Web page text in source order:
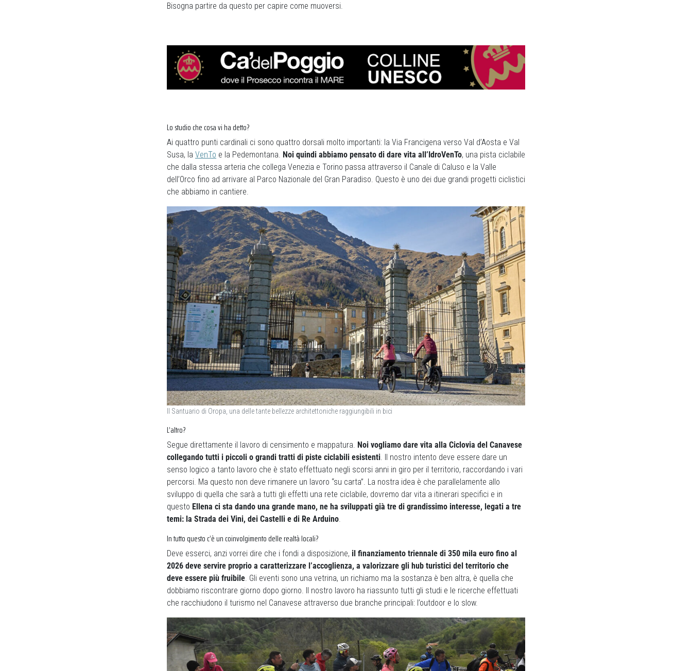
Bisogna partire da questo per capire come muoversi.
Lo studio che cosa vi ha detto?
Ai quattro punti cardinali ci sono quattro dorsali molto importanti: la Via Francigena verso Val d’Aosta e Val
Susa, la VenTo e la Pedemontana. Noi quindi abbiamo pensato di dare vita all’IdroVenTo, una pista ciclabile
che dalla stessa arteria che collega Venezia e Torino passa attraverso il Canale di Caluso e la Valle
dell’Orco fino ad arrivare al Parco Nazionale del Gran Paradiso. Questo è uno dei due grandi progetti ciclistici
che abbiamo in cantiere.
Il Santuario di Oropa, una delle tante bellezze architettoniche raggiungibili in bici
L’altro?
Segue direttamente il lavoro di censimento e mappatura. Noi vogliamo dare vita alla Ciclovia del Canavese
collegando tutti i piccoli o grandi tratti di piste ciclabili esistenti. Il nostro intento deve essere dare un
senso logico a tanto lavoro che è stato effettuato negli scorsi anni in giro per il territorio, raccordando i vari
percorsi. Ma questo non deve rimanere un lavoro “su carta”. La nostra idea è che parallelamente allo
sviluppo di quella che sarà a tutti gli effetti una rete ciclabile, dovremo dar vita a itinerari specifici e in
questo Ellena ci sta dando una grande mano, ne ha sviluppati già tre di grandissimo interesse, legati a tre
temi: la Strada dei Vini, dei Castelli e di Re Arduino.
In tutto questo c’è un coinvolgimento delle realtà locali?
Deve esserci, anzi vorrei dire che i fondi a disposizione, il finanziamento triennale di 350 mila euro fino al
2026 deve servire proprio a caratterizzare l’accoglienza, a valorizzare gli hub turistici del territorio che
deve essere più fruibile. Gli eventi sono una vetrina, un richiamo ma la sostanza è ben altra, è quella che
dobbiamo riscontrare giorno dopo giorno. Il nostro lavoro ha riassunto tutti gli studi e le ricerche effettuati
che racchiudono il turismo nel Canavese attraverso due branche principali: l’outdoor e lo slow.